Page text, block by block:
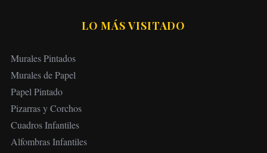
LO MÁS VISITADO
Murales Pintados
Murales de Papel
Papel Pintado
Pizarras y Corchos
Cuadros Infantiles
Alfombras Infantiles